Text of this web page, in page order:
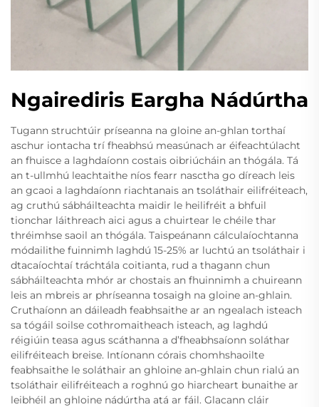
Ngairediris Eargha Nádúrtha
Tugann struchtúir príseanna na gloine an-ghlan torthaí
aschur iontacha trí fheabhsú measúnach ar éifeachtúlacht
an fhuisce a laghdaíonn costais oibriúcháin an thógála. Tá
an t-ullmhú leachtaithe níos fearr nasctha go díreach leis
an gcaoi a laghdaíonn riachtanais an tsoláthair eilifréiteach,
ag cruthú sábháilteachta maidir le heilifréit a bhfuil
tionchar láithreach aici agus a chuirtear le chéile thar
thréimhse saoil an thógála. Taispeánann cálculaíochtanna
módailithe fuinnimh laghdú 15-25% ar luchtú an tsoláthair i
dtacaíochtaí tráchtála coitianta, rud a thagann chun
sábháilteachta mhór ar chostais an fhuinnimh a chuireann
leis an mbreis ar phríseanna tosaigh na gloine an-ghlain.
Cruthaíonn an dáileadh feabhsaithe ar an ngealach isteach
sa tógáil soilse cothromaitheach isteach, ag laghdú
réigiúin teasa agus scáthanna a d’fheabhsaíonn soláthar
eilifréiteach breise. Intíonann córais chomhshaoilte
feabhsaithe le soláthair an ghloine an-ghlain chun rialú an
tsoláthair eilifréiteach a roghnú go hiarcheart bunaithe ar
leibhéil an ghloine nádúrtha atá ar fáil. Glacann cláir